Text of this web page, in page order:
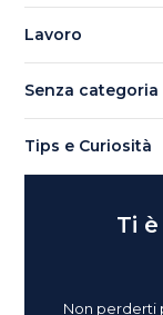
Lavoro
Senza categoria
Tips e Curiosità
Ti
Non perderti